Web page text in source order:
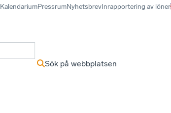
KalendariumPressrumNyhetsbrevInrapportering av löner
Sök på webbplatsen